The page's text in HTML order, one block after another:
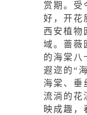
赏期。受
好，开花
西安植物
域。蔷薇
的海棠八
遐迩的“
海棠、垂
流淌的花
映成趣，